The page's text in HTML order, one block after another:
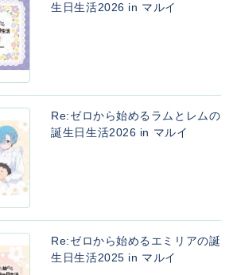
生日生活2026 in マルイ
Re:ゼロから始めるラムとレムの
誕生日生活2026 in マルイ
Re:ゼロから始めるエミリアの誕
生日生活2025 in マルイ